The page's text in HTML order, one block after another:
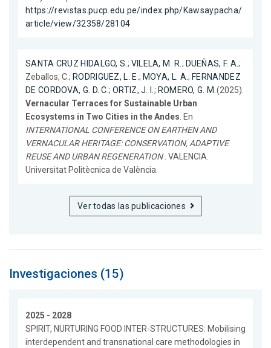
https://revistas.pucp.edu.pe/index.php/Kawsaypacha/
article/view/32358/28104
SANTA CRUZ HIDALGO, S. ; VILELA, M. R. ; DUEÑAS, F. A.;
Zeballos, C.; RODRIGUEZ, L. E. ; MOYA, L. A.; FERNANDEZ
DE CORDOVA, G. D. C.;ORTIZ, J. I. ; ROMERO, G. M. (2025).
Vernacular Terraces for Sustainable Urban
Ecosystems in Two Cities in the Andes . En
INTERNATIONAL CONFERENCE ON EARTHEN AND
VERNACULAR HERITAGE: CONSERVATION, ADAPTIVE
REUSE AND URBAN REGENERATION . VALENCIA.
Universitat Politècnica de València.
Ver todas las publicaciones
Investigaciones (15)
2025 - 2028
SPIRIT, NURTURING FOOD INTER-STRUCTURES: Mobilising
interdependent and transnational care methodologies in